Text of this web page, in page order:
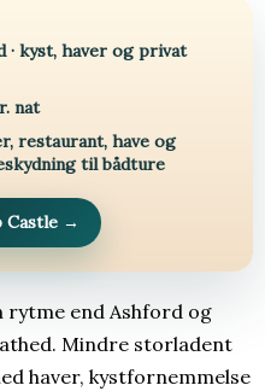
· kyst, haver og privat
nat
restaurant, have og
til bådture
Castle →
rytme end Ashford og
Mindre storladent
haver, kystfornemmelse